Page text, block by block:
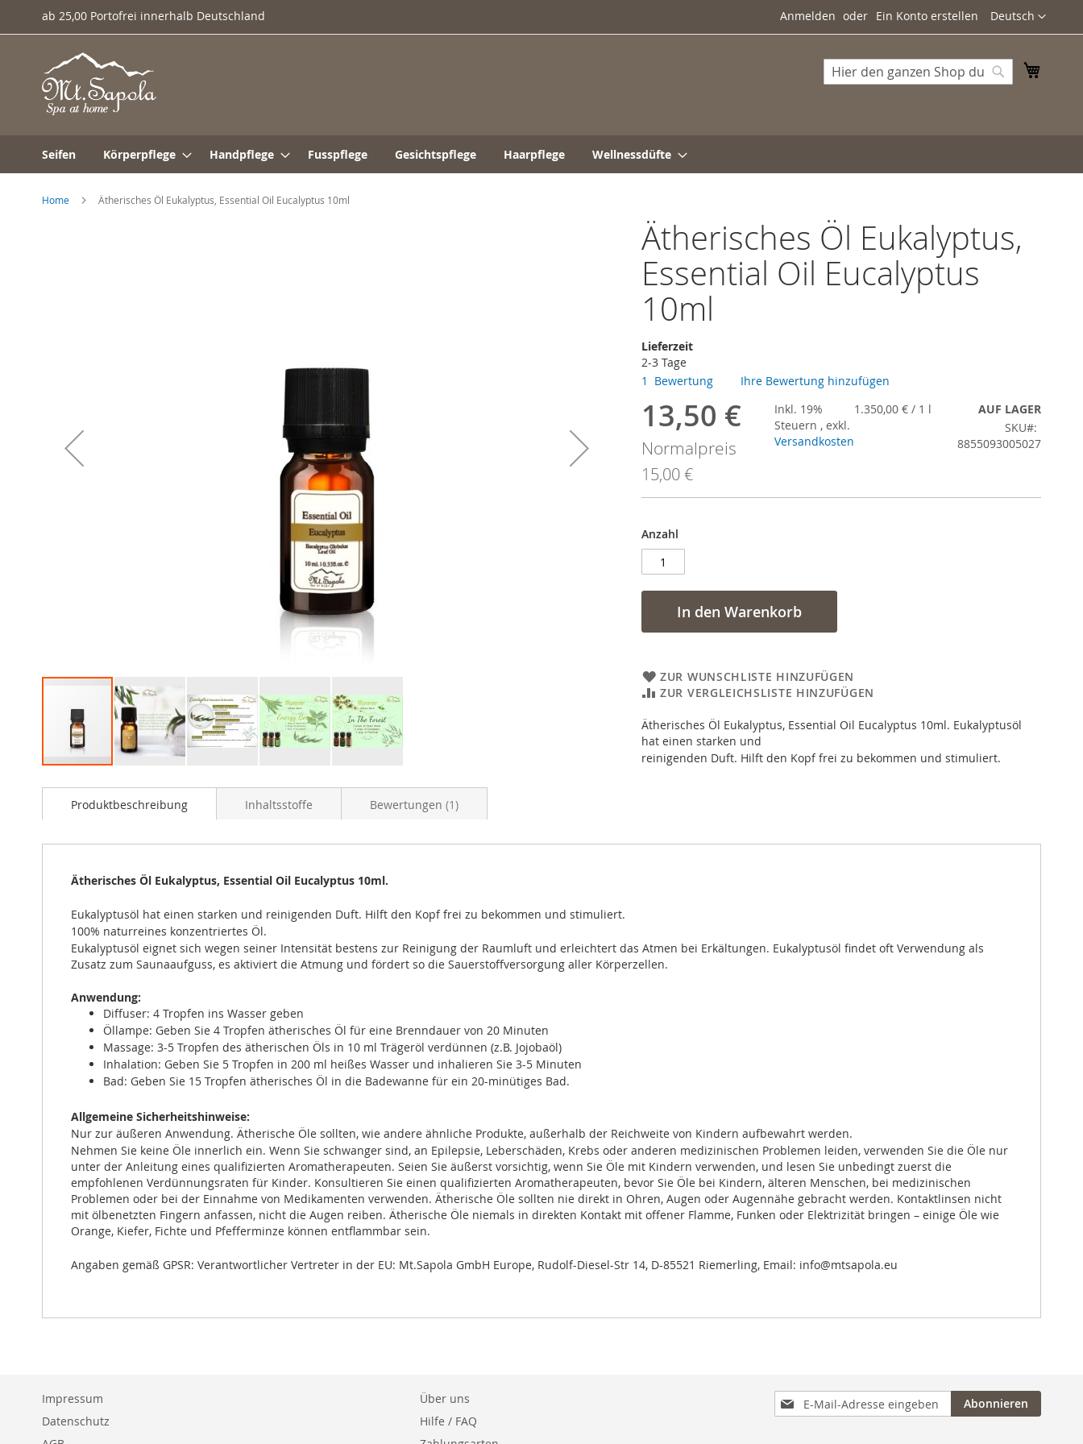
Direkt
zum
Sprache
Deutsch
Anmelden Ein Konto erstellen
ab 25,00 Portofrei innerhalb Deutschland
Suche
Seifen Körperpflege Handpflege Fusspflege Gesichtspflege Haarpflege Wellnessdüfte
Home Ätherisches Öl Eukalyptus, Essential Oil Eucalyptus 10ml
Ätherisches Öl Eukalyptus,
Essential Oil Eucalyptus
10ml
Lieferzeit
2-3 Tage
1
Bewertung Ihre Bewertung hinzufügen
Sonderangebot
13,50 €
Normalpreis
15,00 €
Inkl. 19%
Steuern , exkl.
Versandkosten
1.350,00 € / 1 l
AUF LAGER
SKU
8855093005027
Anzahl
In den Warenkorb
ZUR WUNSCHLISTE HINZUFÜGEN
ZUR VERGLEICHSLISTE HINZUFÜGEN
Ätherisches Öl Eukalyptus, Essential Oil Eucalyptus 10ml . Eukalyptusöl
hat einen starken und
reinigenden Duft. Hilft den Kopf frei zu bekommen und stimuliert.
Anfang
Bildergalerie
Produktbeschreibung
Ätherisches Öl Eukalyptus, Essential Oil Eucalyptus 10ml.
Eukalyptusöl hat einen starken und reinigenden Duft. Hilft den Kopf frei zu bekommen und stimuliert.
100% naturreines konzentriertes Öl.
Eukalyptusöl eignet sich wegen seiner Intensität bestens zur Reinigung der Raumluft und erleichtert das Atmen bei Erkältungen. Eukalyptusöl findet oft Verwendung als
Zusatz zum Saunaaufguss, es aktiviert die Atmung und fördert so die Sauerstoffversorgung aller Körperzellen.
Anwendung:
Diffuser: 4 Tropfen ins Wasser geben
Öllampe: Geben Sie 4 Tropfen ätherisches Öl für eine Brenndauer von 20 Minuten
Massage: 3-5 Tropfen des ätherischen Öls in 10 ml Trägeröl verdünnen (z.B. Jojobaöl)
Inhalation: Geben Sie 5 Tropfen in 200 ml heißes Wasser und inhalieren Sie 3-5 Minuten
Bad: Geben Sie 15 Tropfen ätherisches Öl in die Badewanne für ein 20-minütiges Bad.
Allgemeine Sicherheitshinweise:
Nur zur äußeren Anwendung. Ätherische Öle sollten, wie andere ähnliche Produkte, außerhalb der Reichweite von Kindern aufbewahrt werden.
Nehmen Sie keine Öle innerlich ein. Wenn Sie schwanger sind, an Epilepsie, Leberschäden, Krebs oder anderen medizinischen Problemen leiden, verwenden Sie die Öle nur
unter der Anleitung eines qualifizierten Aromatherapeuten. Seien Sie äußerst vorsichtig, wenn Sie Öle mit Kindern verwenden, und lesen Sie unbedingt zuerst die
empfohlenen Verdünnungsraten für Kinder. Konsultieren Sie einen qualifizierten Aromatherapeuten, bevor Sie Öle bei Kindern, älteren Menschen, bei medizinischen
Problemen oder bei der Einnahme von Medikamenten verwenden. Ätherische Öle sollten nie direkt in Ohren, Augen oder Augennähe gebracht werden. Kontaktlinsen nicht
mit ölbenetzten Fingern anfassen, nicht die Augen reiben. Ätherische Öle niemals in direkten Kontakt mit offener Flamme, Funken oder Elektrizität bringen – einige Öle wie
Orange, Kiefer, Fichte und Pfefferminze können entflammbar sein.
Angaben gemäß GPSR: Verantwortlicher Vertreter in der EU: Mt.Sapola GmbH Europe, Rudolf-Diesel-Str 14, D-85521 Riemerling, Email: info@mtsapola.eu
Inhaltsstoffe Bewertungen 1
Anmeldung
zum
Abonnieren
Über uns
Hilfe / FAQ
Impressum
Datenschutz